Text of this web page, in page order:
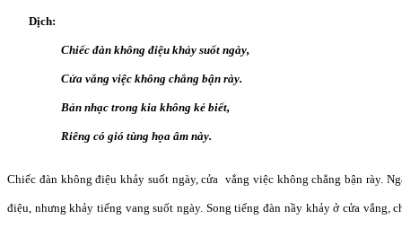
Dịch:
Chiếc đàn không điệu khảy suốt ngày,
Cửa vắng việc không chẳng bận rày.
Bản nhạc trong kia không kẻ biết,
Riêng có gió tùng họa âm này.
Chiếc đàn không điệu khảy suốt ngày, cửa vắng việc không chẳng bận rày.
điệu, nhưng khảy tiếng vang suốt ngày. Song tiếng đàn nầy khảy ở cửa vắng,